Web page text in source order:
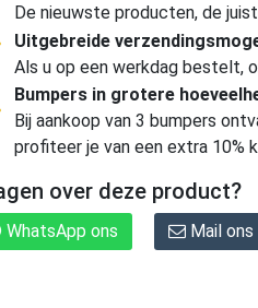
De nieuwste producten, de
Uitgebreide
Als u op een werkdag bestelt,
Bumpers in grotere
Bij aankoop van 3 bumpers
profiteer je van een extra 10%
over deze product?
WhatsApp ons Mail ons